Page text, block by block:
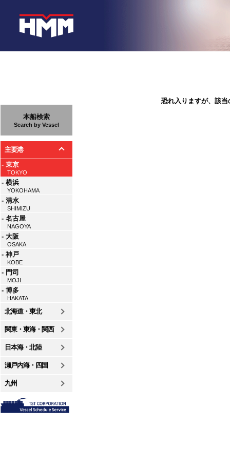
本船検索
Search by Vessel
主要港
- 東京
TOKYO
- 横浜
YOKOHAMA
- 清水
SHIMIZU
- 名古屋
NAGOYA
- 大阪
OSAKA
- 神戸
KOBE
- 門司
MOJI
- 博多
HAKATA
北海道・東北
関東・東海・関西
日本海・北陸
瀬戸内海・四国
九州
恐れ入りますが、該